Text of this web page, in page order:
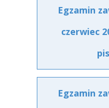
Egzamin
czerwiec
Egzamin